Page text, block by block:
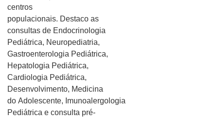
centros
populacionais. Destaco as
consultas de Endocrinologia
Pediátrica, Neuropediatria,
Gastroenterologia Pediátrica,
Hepatologia Pediátrica,
Cardiologia Pediátrica,
Desenvolvimento, Medicina
do Adolescente, Imunoalergologia
Pediátrica e consulta pré-